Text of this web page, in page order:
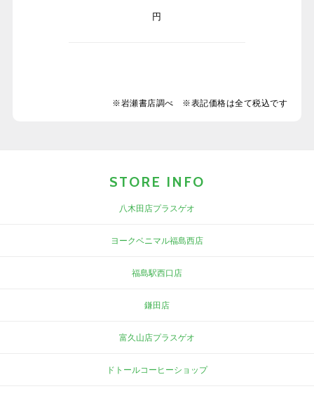
円
※岩瀬書店調べ ※表記価格は全て税込です
STORE INFO
八木田店プラスゲオ
ヨークベニマル福島西店
福島駅西口店
鎌田店
富久山店プラスゲオ
ドトールコーヒーショップ